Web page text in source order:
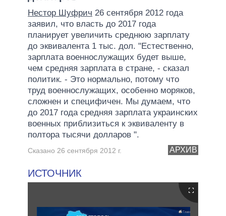
Нестор Шуфрич 26 сентября 2012 года
заявил, что власть до 2017 года
планирует увеличить среднюю зарплату
до эквивалента 1 тыс. дол. "Естественно,
зарплата военнослужащих будет выше,
чем средняя зарплата в стране, - сказал
политик. - Это нормально, потому что
труд военнослужащих, особенно моряков,
сложнен и специфичен. Мы думаем, что
до 2017 года средняя зарплата украинских
военных приблизиться к эквиваленту в
полтора тысячи долларов ".
АРХИВ
Сказано 26 сентября 2012 г.
ИСТОЧНИК